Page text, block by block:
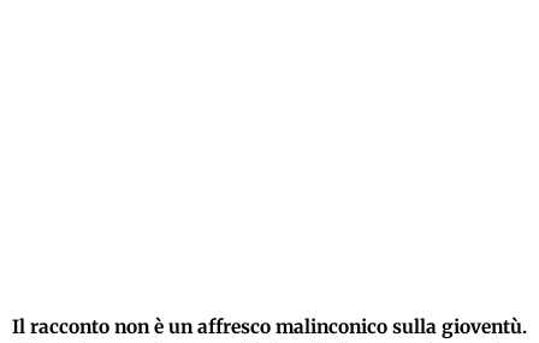
Il racconto non è un affresco malinconico sulla gioventù.